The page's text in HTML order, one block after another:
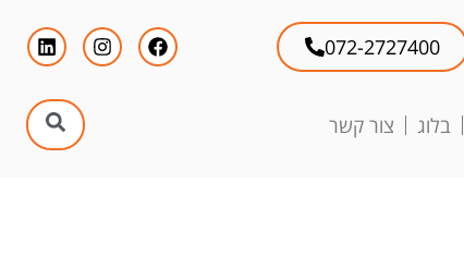
072-2727400
בלוג צור קשר